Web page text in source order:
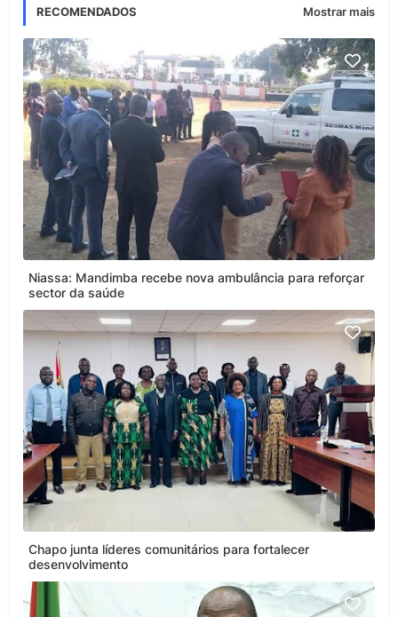
RECOMENDADOS Mostrar mais
Niassa: Mandimba recebe nova ambulância para reforçar
sector da saúde
Chapo junta líderes comunitários para fortalecer
desenvolvimento